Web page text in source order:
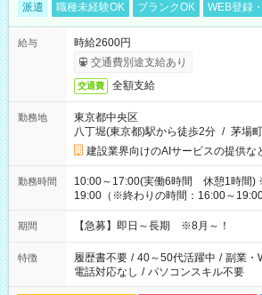
派遣 職種未経験OK ブランクOK WEB登録
給与
時給2600円
交通費別途支給あり
交通費 全額支給
勤務地
東京都中央区
八丁堀(東京都)駅から徒歩2分 / 茅場
建設業界向けのAIサービスの提供な
勤務時間
10:00～17:00(実働6時間 休憩1時間)
19:00（※終わりの時間：16:00～19:00
期間 【急募】即日～長期 ※8月～！
特徴 履歴書不要 / 40～50代活躍中 / 副業・
電話対応なし / パソコンスキル不要